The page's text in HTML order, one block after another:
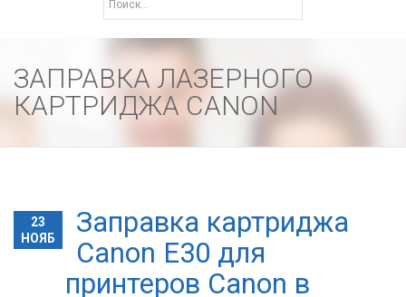
ЗАПРАВКА ЛАЗЕРНОГО
КАРТРИДЖА CANON
23
НОЯБ
Заправка картриджа
Canon E30 для
принтеров Canon в